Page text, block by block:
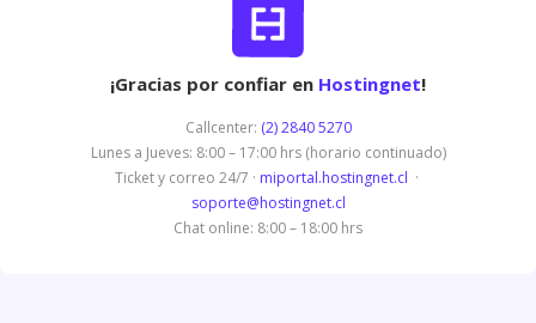
¡Gracias por confiar en Hostingnet!
Callcenter: (2) 2840 5270
Lunes a Jueves: 8:00 – 17:00 hrs (horario continuado)
Ticket y correo 24/7 · miportal.hostingnet.cl ·
soporte@hostingnet.cl
Chat online: 8:00 – 18:00 hrs